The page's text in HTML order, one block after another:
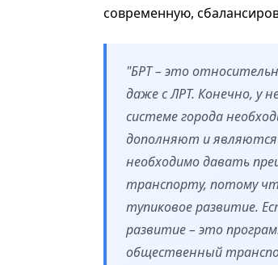
современную,
"БРТ – это
даже с ЛРТ. Конечно, у
системе города
дополняют и
необходимо давать
транспорту, потому
тупиковое развитие.
развитие – это
общественный